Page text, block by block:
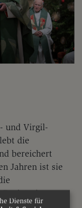
und Virgil-
die
bereichert
Jahren ist sie
ein.
Dienste für